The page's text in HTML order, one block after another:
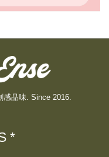
品味. Since 2016.
*